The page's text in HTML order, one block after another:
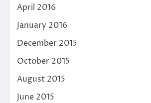
April 2016
January 2016
December 2015
October 2015
August 2015
June 2015